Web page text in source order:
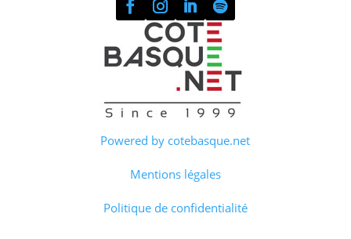
Powered by cotebasque.net
Mentions légales
Politique de confidentialité